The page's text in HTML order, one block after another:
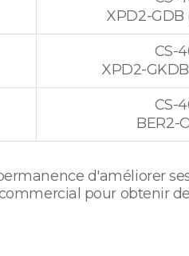
XPD2-GDB
CS-
XPD2-
CS-
BER2-
d'améliorer
pour obtenir